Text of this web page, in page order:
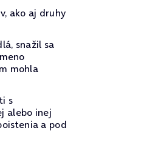
ako aj druhy
snažil sa
mohla
s
alebo inej
a pod